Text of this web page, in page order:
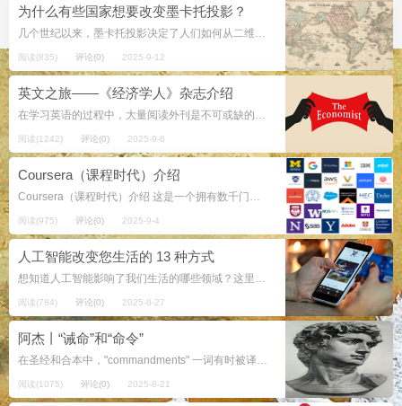
为什么有些国家想要改变墨卡托投影？
几个世纪以来，墨卡托投影决定了人们如何从二维空间看待世界。该地图由佛兰德制图师杰拉尔杜斯·墨卡托 （Gerardus Mercator）于16世纪创建，旨在帮助海员使用网格系统进行导航，该系统允许船舶沿...
阅读(835) 评论(0) 2025-9-12
英文之旅——《经济学人》杂志介绍
在学习英语的过程中，大量阅读外刊是不可或缺的学习途径之一。而在外刊之中，《经济学人》以其文章机智、幽默、有力、严肃且不失诙谐闻名，特别注重如何以最小的篇幅告诉读者更多的信息，从而成为大多数英语学习者的首选外刊之一。从以下...
阅读(1242) 评论(0) 2025-9-6
Coursera（课程时代）介绍
Coursera（课程时代）介绍 这是一个拥有数千门在线课程，为个人、商务、大学和政府服务的平台。 对个人，侧重跨文化交流（Intercultural Communication） ...
阅读(975) 评论(0) 2025-9-4
人工智能改变您生活的 13 种方式
想知道人工智能影响了我们生活的哪些领域？这里有一个列表可以给你一些想法。 人工智能 （AI） 正在以我们可能没有注意到的方式改变我们的生活。大多数应用程序、设备和服务都在以这样或那样的方式利用人工智能的力量。 以下是...
阅读(784) 评论(0) 2025-8-27
阿杰丨“诫命”和“命令”
在圣经和合本中，"commandments" 一词有时被译为“诫命”，有时译为“命令”，但三者在圣经中出现的次数并不相同，“命令”在和合本中出现135处，“诫命”出现130处，在英王钦定本中commandments出现1...
阅读(1075) 评论(0) 2025-8-21